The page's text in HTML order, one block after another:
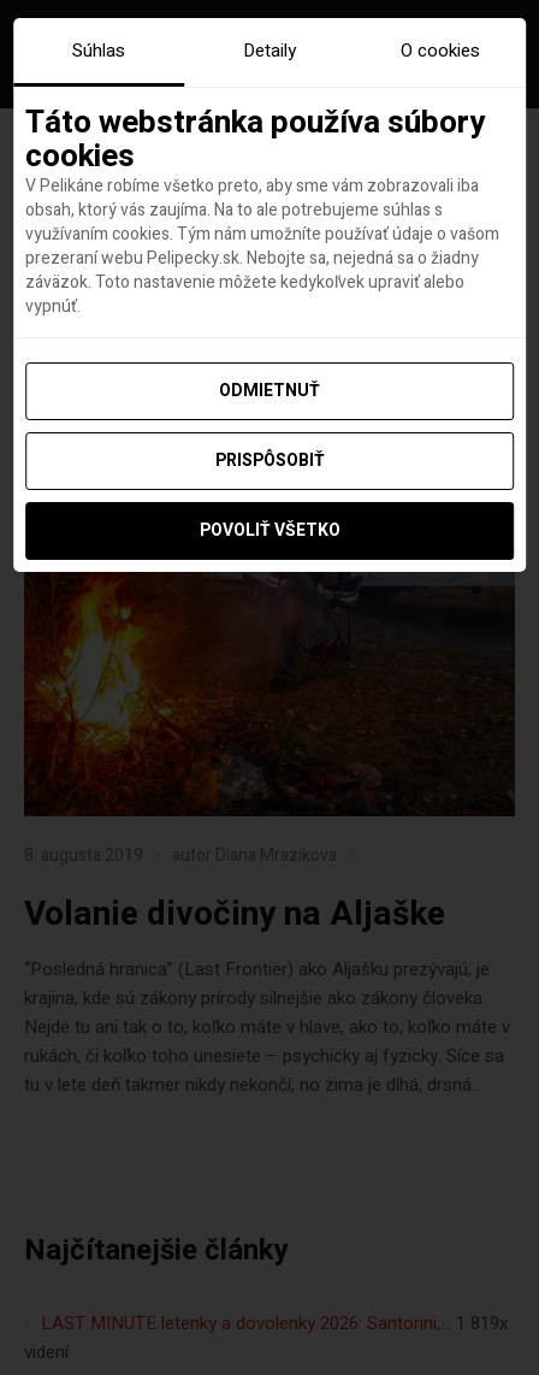
Značka:karavan
8. augusta 2019 autor Diana Mrazikova
Volanie divočiny na Aljaške
“Posledná hranica” (Last Frontier) ako Aljašku prezývajú, je
krajina, kde sú zákony prírody silnejšie ako zákony človeka.
Nejde tu ani tak o to, koľko máte v hlave, ako to, koľko máte v
rukách, či koľko toho unesiete – psychicky aj fyzicky. Síce sa
tu v lete deň takmer nikdy nekončí, no zima je dlhá, drsná...
Najčítanejšie články
LAST MINUTE letenky a dovolenky 2026: Santorini,… 1 819x
videní
Súhlas Detaily O cookies
Táto webstránka používa súbory
cookies
V Pelikáne robíme všetko preto, aby sme vám zobrazovali iba
obsah, ktorý vás zaujíma. Na to ale potrebujeme súhlas s
využívaním cookies. Tým nám umožníte používať údaje o vašom
prezeraní webu Pelipecky.sk. Nebojte sa, nejedná sa o žiadny
záväzok. Toto nastavenie môžete kedykoľvek upraviť alebo
vypnúť.
ODMIETNUŤ
PRISPÔSOBIŤ
POVOLIŤ VŠETKO